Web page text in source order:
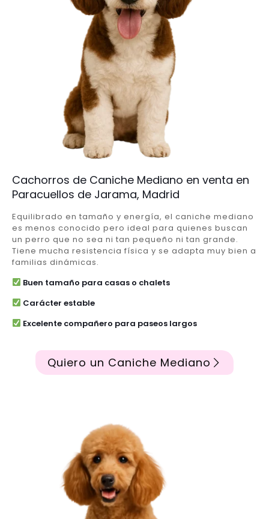
Cachorros de Caniche Mediano en venta en
Paracuellos de Jarama, Madrid
Equilibrado en tamaño y energía, el caniche mediano
es menos conocido pero ideal para quienes buscan
un perro que no sea ni tan pequeño ni tan grande.
Tiene mucha resistencia física y se adapta muy bien a
familias dinámicas.
Buen tamaño para casas o chalets
Carácter estable
Excelente compañero para paseos largos
Quiero un Caniche Mediano